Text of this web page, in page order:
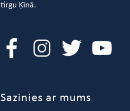
tirgu Ķīnā.
Sazinies ar mums